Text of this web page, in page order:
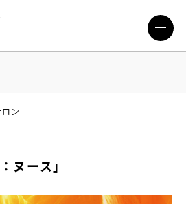
ン
ヌース」